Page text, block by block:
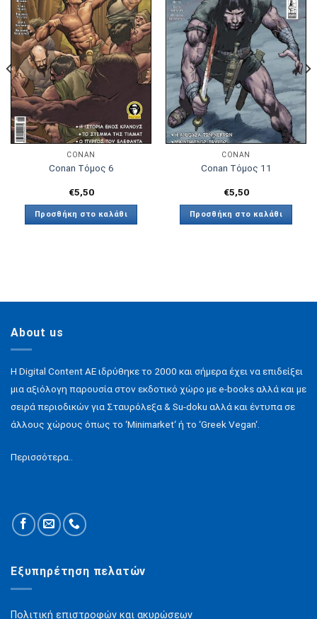
Πρόσθήκη
στην λίστα
επιθυμιών
CONAN
Conan Tόμος 6
€5,50
Προσθήκη στο καλάθι
Πρόσθήκη
στην λίστα
επιθυμιών
CONAN
Conan Tόμος 11
€5,50
Προσθήκη στο καλάθι
About us
H Digital Content ΑΕ ιδρύθηκε το 2000 και σήμερα έχει να επιδείξει
μια αξιόλογη παρουσία στον εκδοτικό χώρο με e-books αλλά και με
σειρά περιοδικών για Σταυρόλεξα & Su-doku αλλά και έντυπα σε
άλλους χώρους όπως το ‘Minimarket‘ ή το ‘Greek Vegan‘.
Περισσότερα..
Εξυπηρέτηση πελατών
Πολιτική επιστροφών και ακυρώσεων